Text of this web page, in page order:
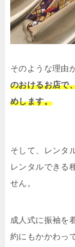
そのような理由
のおけるお店で
めします。
そして、レンタ
レンタルできる
せん。
成人式に振袖を
約にもかかわっ